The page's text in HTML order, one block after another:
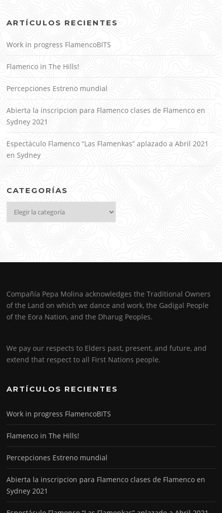
ARTÍCULOS RECIENTES
Work in progress FlamencoBITS
Flamenco in The Hills!
Percepciones Estreno mundial
Abierta la inscripcion para Flamenco clases de Flamenco en
Sydney 2021
Espectáculo Flamenco “Las Flamenkas” aplazado a Abril 2021
en Sydney
CATEGORÍAS
Compañía Pepa Molina acknowledges the Traditional Owners
of the Land on which we dance and work, the Gadigal People
of the Eora Nation, and the Dharug Peoples.
We pay our respects to Elders past, present, and future, and
extend that respect to all First Nations people.
ARTÍCULOS RECIENTES
Work in progress FlamencoBITS
Flamenco in The Hills!
Percepciones Estreno mundial
Abierta la inscripcion para Flamenco clases de Flamenco en
Sydney 2021